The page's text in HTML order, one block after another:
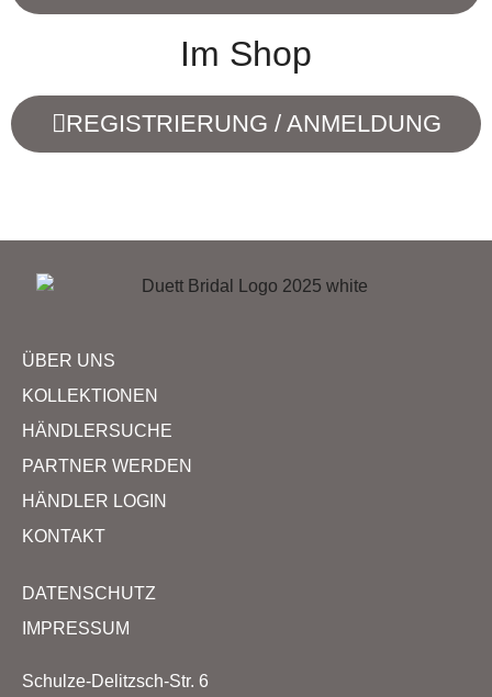
Im Shop
REGISTRIERUNG / ANMELDUNG
ÜBER UNS
KOLLEKTIONEN
HÄNDLERSUCHE
PARTNER WERDEN
HÄNDLER LOGIN
KONTAKT
DATENSCHUTZ
IMPRESSUM
Schulze-Delitzsch-Str. 6